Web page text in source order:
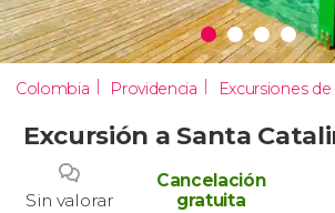
Colombia Providencia Excursiones de
Excursión a Santa
Sin valorar
Cancelación
gratuita